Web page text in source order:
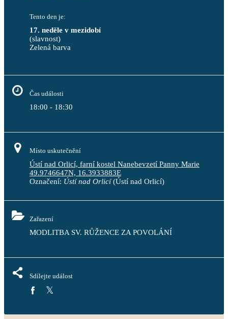
Tento den je:
17. neděle v mezidobí
(slavnost)
Zelená barva
Čas události
18:00 - 18:30
Místo uskutečnění
Ústí nad Orlicí, farní kostel Nanebevzetí Panny Marie
49.9746647N, 16.3933883E
Označení: Ústí nad Orlicí(Ústí nad Orlicí)
Zařazení
MODLITBA SV. RŮŽENCE ZA POVOLÁNÍ
Sdílejte událost